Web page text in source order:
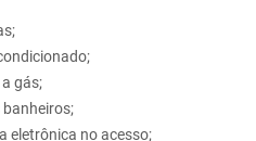
gás;
eletrônica no acesso;